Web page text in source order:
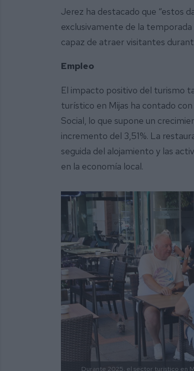
Jerez ha destacado que “estos
exclusivamente de la
capaz de atraer visitantes
Empleo
El impacto positivo del turismo
turístico en Mijas ha contado con
Social, lo que supone un
incremento del 3,51%. La
seguida del alojamiento y las
en la economía local.
Durante 2025, el sector turístico en